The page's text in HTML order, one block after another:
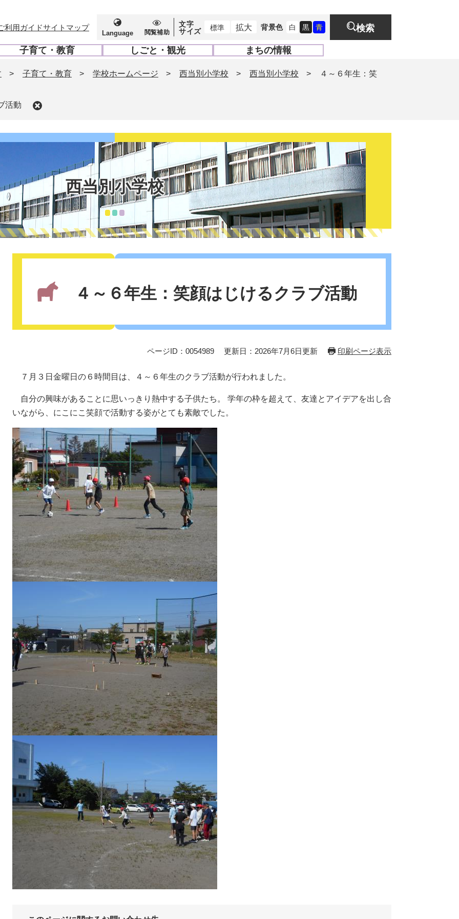
利用ガイドサイトマップ
Language 閲覧補助
文字
サイズ
標準 拡大 背景色 白 黒 青 検索
子育て・教育
開
く
しごと・観光
開
く
まちの情報
開
く
> 子育て・教育 > 学校ホームページ > 西当別小学校 > 西当別小学校 > ４～６年生：笑
活動
西当別小学校
４～６年生：笑顔はじけるクラブ活動
ページID：0054989 更新日：2026年7月6日更新 印刷ページ表示
７月３日金曜日の６時間目は、４～６年生のクラブ活動が行われました。
自分の興味があることに思いっきり熱中する子供たち。 学年の枠を超えて、友達とアイデアを出し合
いながら、にこにこ笑顔で活動する姿がとても素敵でした。